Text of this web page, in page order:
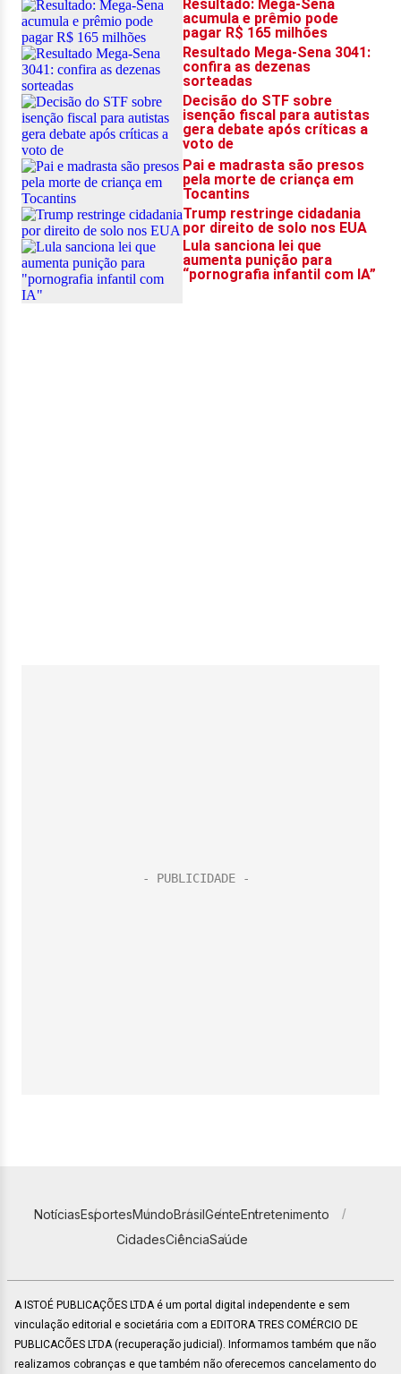
NotíciasEsportesMundoBrasilGenteEntretenimento
CidadesCiênciaSaúde
A ISTOÉ PUBLICAÇÕES LTDA é um portal digital independente e sem
vinculação editorial e societária com a EDITORA TRES COMÉRCIO DE
PUBLICACÕES LTDA (recuperação judicial). Informamos também que não
realizamos cobranças e que também não oferecemos cancelamento do